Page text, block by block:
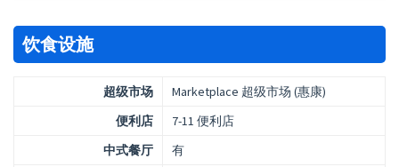
饮食设施
超级市场
Marketplace 超级市场 (惠康)
便利店
7-11 便利店
中式餐厅
有